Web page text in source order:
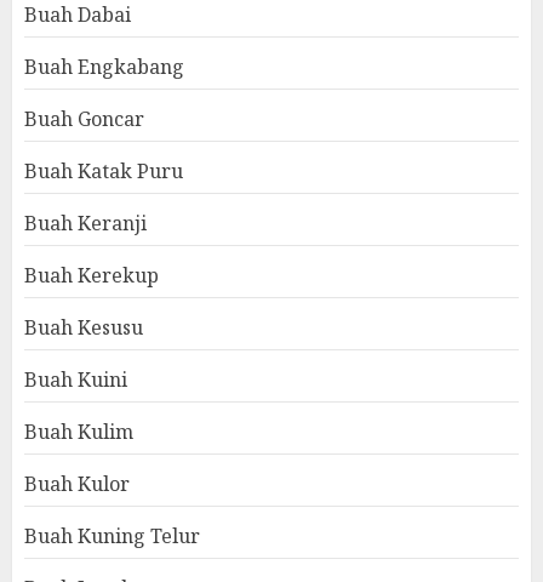
Buah Dabai
Buah Engkabang
Buah Goncar
Buah Katak Puru
Buah Keranji
Buah Kerekup
Buah Kesusu
Buah Kuini
Buah Kulim
Buah Kulor
Buah Kuning Telur